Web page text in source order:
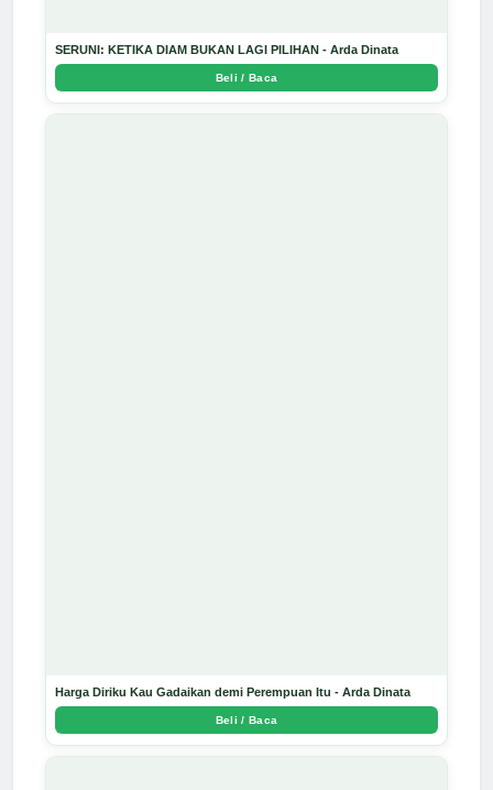
SERUNI: KETIKA DIAM BUKAN LAGI PILIHAN - Arda Dinata
Beli / Baca
Harga Diriku Kau Gadaikan demi Perempuan Itu - Arda Dinata
Beli / Baca